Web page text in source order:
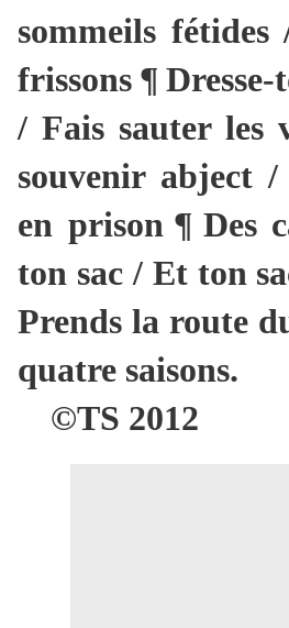
sommeils fétides
frissons ¶
/ Fais sauter les
souvenir abject
en prison ¶ Des
ton sac / Et ton
Prends la route
quatre saisons.
©TS 2012